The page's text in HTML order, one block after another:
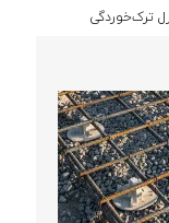
ترک‌خوردگی